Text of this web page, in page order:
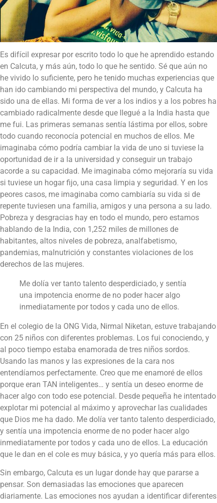
Es difícil expresar por escrito todo lo que he aprendido estando
en Calcuta, y más aún, todo lo que he sentido. Sé que aún no
he vivido lo suficiente, pero he tenido muchas experiencias que
han ido cambiando mi perspectiva del mundo, y Calcuta ha
sido una de ellas. Mi forma de ver a los indios y a los pobres ha
cambiado radicalmente desde que llegué a la India hasta que
me fui. Las primeras semanas sentía lástima por ellos, sobre
todo cuando reconocía potencial en muchos de ellos. Me
imaginaba cómo podría cambiar la vida de uno si tuviese la
oportunidad de ir a la universidad y conseguir un trabajo
acorde a su capacidad. Me imaginaba cómo mejoraría su vida
si tuviese un hogar fijo, una casa limpia y seguridad. Y en los
peores casos, me imaginaba como cambiaría su vida si de
repente tuviesen una familia, amigos y una persona a su lado.
Pobreza y desgracias hay en todo el mundo, pero estamos
hablando de la India, con 1,252 miles de millones de
habitantes, altos niveles de pobreza, analfabetismo,
pandemias, malnutrición y constantes violaciones de los
derechos de las mujeres.
Me dolía ver tanto talento desperdiciado, y sentía
una impotencia enorme de no poder hacer algo
inmediatamente por todos y cada uno de ellos.
En el colegio de la ONG Vida, Nirmal Niketan, estuve trabajando
con 25 niños con diferentes problemas. Los fui conociendo, y
al poco tiempo estaba enamorada de tres niños sordos.
Usando las manos y las expresiones de la cara nos
entendíamos perfectamente. Creo que me enamoré de ellos
porque eran TAN inteligentes… y sentía un deseo enorme de
hacer algo con todo ese potencial. Desde pequeña he intentado
explotar mi potencial al máximo y aprovechar las cualidades
que Dios me ha dado. Me dolía ver tanto talento desperdiciado,
y sentía una impotencia enorme de no poder hacer algo
inmediatamente por todos y cada uno de ellos. La educación
que le dan en el cole es muy básica, y yo quería más para ellos.
Sin embargo, Calcuta es un lugar donde hay que pararse a
pensar. Son demasiadas las emociones que aparecen
diariamente. Las emociones nos ayudan a identificar diferentes